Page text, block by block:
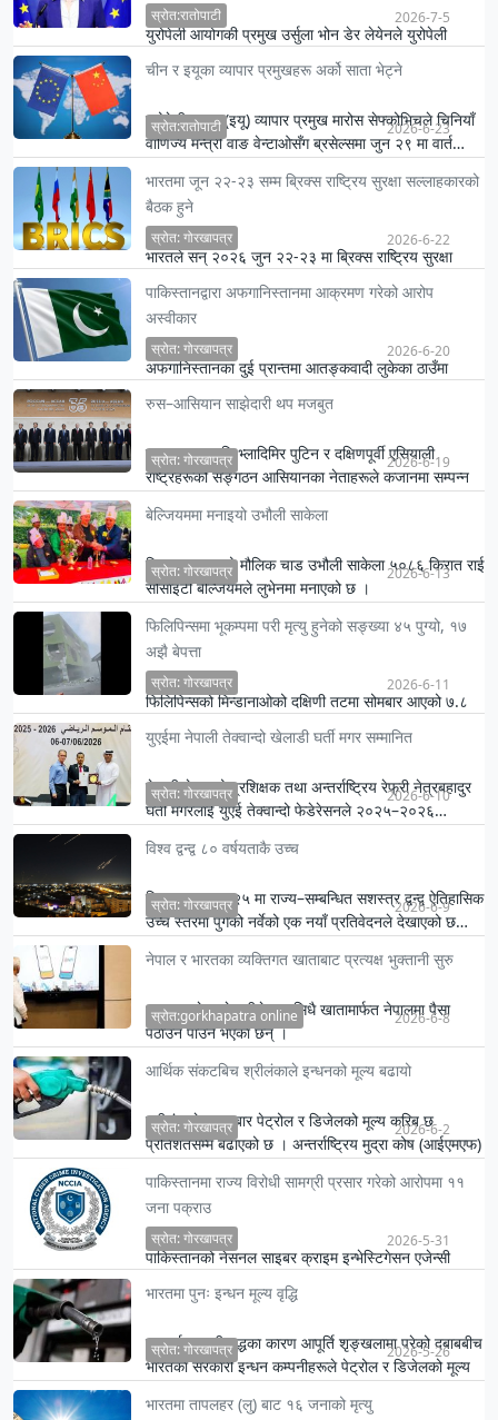
युरोपेली आयोगकी प्रमुख उर्सुला भोन डेर लेयेनले युरोपेली
समूहले चीनसँगको व्यापार असन्तुलन सम्बोधन गर्न आवश्यक
कदम चाल्…
स्रोत:रातोपाटी 2026-7-5
चीन र इयूका व्यापार प्रमुखहरू अर्को साता भेट्ने
युरोपेली सङ्घ (इयू) व्यापार प्रमुख मारोस सेफ्कोभिचले चिनियाँ
वाणिज्य मन्त्री वाङ वेन्टाओसँग ब्रसेल्समा जुन २९ मा वार्त…
स्रोत:रातोपाटी 2026-6-23
भारतमा जून २२-२३ सम्म ब्रिक्स राष्ट्रिय सुरक्षा सल्लाहकारको
बैठक हुने
भारतले सन् २०२६ जुन २२-२३ मा ब्रिक्स राष्ट्रिय सुरक्षा
सल्लाहकारको बैठकको आयोजना गर्ने भएको छ ।
स्रोत: गोरखापत्र 2026-6-22
पाकिस्तानद्वारा अफगानिस्तानमा आक्रमण गरेको आरोप
अस्वीकार
अफगानिस्तानका दुई प्रान्तमा आतङ्कवादी लुकेका ठाउँमा
आक्रमण गरेको अफगान सेनाको दाबीलाई भ्रामक भन्दै
पाकिस्तानले अस्वीक…
स्रोत: गोरखापत्र 2026-6-20
रुस–आसियान साझेदारी थप मजबुत
रुसका राष्ट्रपति भ्लादिमिर पुटिन र दक्षिणपूर्वी एसियाली
राष्ट्रहरूको सङ्गठन आसियानका नेताहरूले कजानमा सम्पन्न
स्रोत: गोरखापत्र 2026-6-19
बेल्जियममा मनाइयो उभौली साकेला
किरात समुदायको मौलिक चाड उभौली साकेला ५०८६ किरात राई
सोसाइटी बेल्जियमले लुभेनमा मनाएको छ ।
स्रोत: गोरखापत्र 2026-6-13
फिलिपिन्समा भूकम्पमा परी मृत्यु हुनेको सङ्ख्या ४५ पुग्यो, १७
अझै बेपत्ता
फिलिपिन्सको मिन्डानाओको दक्षिणी तटमा सोमबार आएको ७.८
म्याग्निच्युडको भूकम्पका कारण कम्तीमा ४५ जनाको मृत्यु भएको
राष्ट…
स्रोत: गोरखापत्र 2026-6-11
युएईमा नेपाली तेक्वान्दो खेलाडी घर्ती मगर सम्मानित
नेपाली तेक्वान्दो प्रशिक्षक तथा अन्तर्राष्ट्रिय रेफ्री नेत्रबहादुर
घर्ती मगरलाई युएई तेक्वान्दो फेडेरेसनले २०२५–२०२६…
स्रोत: गोरखापत्र 2026-6-10
विश्व द्वन्द्व ८० वर्षयताकै उच्च
विश्वभर सन् २०२५ मा राज्य–सम्बन्धित सशस्त्र द्वन्द्व ऐतिहासिक
उच्च स्तरमा पुगेको नर्वेको एक नयाँ प्रतिवेदनले देखाएको छ…
स्रोत: गोरखापत्र 2026-6-9
नेपाल र भारतका व्यक्तिगत खाताबाट प्रत्यक्ष भुक्तानी सुरु
भारतमा रहेका नेपालीले अब सिधै खातामार्फत नेपालमा पैसा
पठाउन पाउने भएका छन् ।
स्रोत:gorkhapatra online 2026-6-8
आर्थिक संकटबिच श्रीलंकाले इन्धनको मूल्य बढायो
श्रीलंकाले आइतबार पेट्रोल र डिजेलको मूल्य करिब छ
प्रतिशतसम्म बढाएको छ । अन्तर्राष्ट्रिय मुद्रा कोष (आईएमएफ)
स्रोत: गोरखापत्र 2026-6-2
पाकिस्तानमा राज्य विरोधी सामग्री प्रसार गरेको आरोपमा ११
जना पक्राउ
पाकिस्तानको नेसनल साइबर क्राइम इन्भेस्टिगेसन एजेन्सी
(एनसिसिआईए) ले पञ्जाबका विभिन्न सहरबाट ११ जना
सामाजिक सञ्जाल प्रग…
स्रोत: गोरखापत्र 2026-5-31
भारतमा पुनः इन्धन मूल्य वृद्धि
मध्यपूर्वमा जारी युद्धका कारण आपूर्ति शृङ्खलामा परेको दबाबबीच
भारतका सरकारी इन्धन कम्पनीहरूले पेट्रोल र डिजेलको मूल्य
स्रोत: गोरखापत्र 2026-5-26
भारतमा तापलहर (लु) बाट १६ जनाको मृत्यु